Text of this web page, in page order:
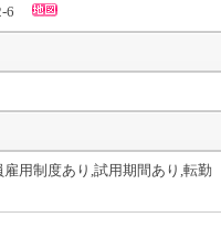
6
用制度あり,試用期間あり,転勤